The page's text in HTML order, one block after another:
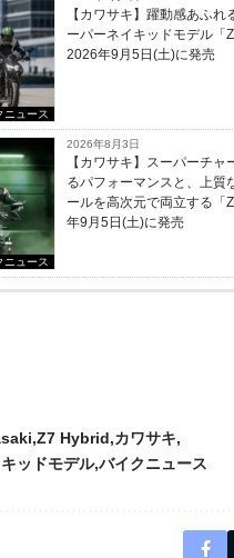
ニュース
【カワサキ】躍動感あふれ
ーパーネイキッドモデル「
2026年9月5日(土)に発売
ニュース
2026年8月3日
【カワサキ】スーパーチャ
るパフォーマンスと、上質
ールを高次元で両立する「
年9月5日(土)に発売
Z7 Hybrid カワサキ
ッドモデル バイクニュース